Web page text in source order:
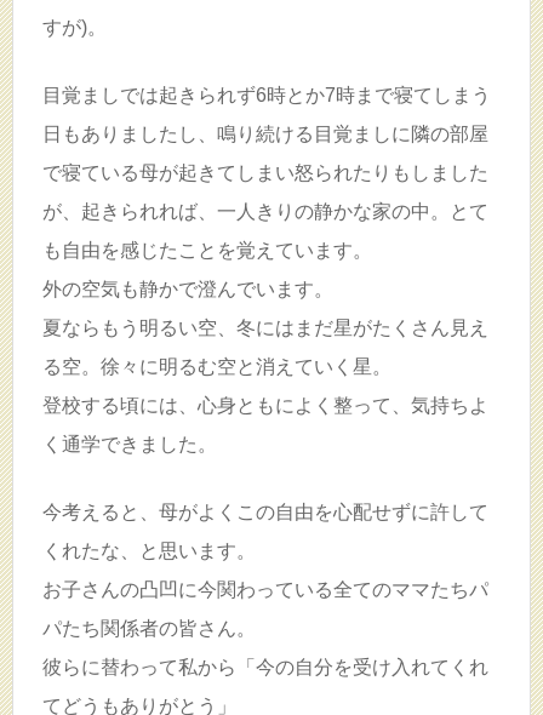
すが)。
目覚ましでは起きられず6時とか7時まで寝てしまう
日もありましたし、鳴り続ける目覚ましに隣の部屋
で寝ている母が起きてしまい怒られたりもしました
が、起きられれば、一人きりの静かな家の中。とて
も自由を感じたことを覚えています。
外の空気も静かで澄んでいます。
夏ならもう明るい空、冬にはまだ星がたくさん見え
る空。徐々に明るむ空と消えていく星。
登校する頃には、心身ともによく整って、気持ちよ
く通学できました。
今考えると、母がよくこの自由を心配せずに許して
くれたな、と思います。
お子さんの凸凹に今関わっている全てのママたちパ
パたち関係者の皆さん。
彼らに替わって私から「今の自分を受け入れてくれ
てどうもありがとう」